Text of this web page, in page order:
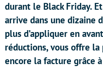
durant le Black Friday.
arrive dans une dizaine
plus d’appliquer en
réductions, vous offre
encore la facture grâce